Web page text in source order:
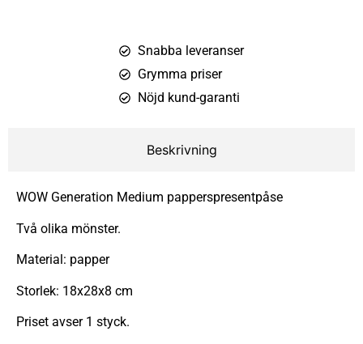
Snabba leveranser
Grymma priser
Nöjd kund-garanti
Beskrivning
WOW Generation Medium papperspresentpåse
Två olika mönster.
Material: papper
Storlek: 18x28x8 cm
Priset avser 1 styck.